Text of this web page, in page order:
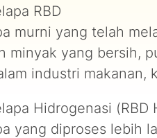
RBD
murni yang telah
minyak yang bersih,
industri makanan,
Hidrogenasi (RBD
yang diproses lebih